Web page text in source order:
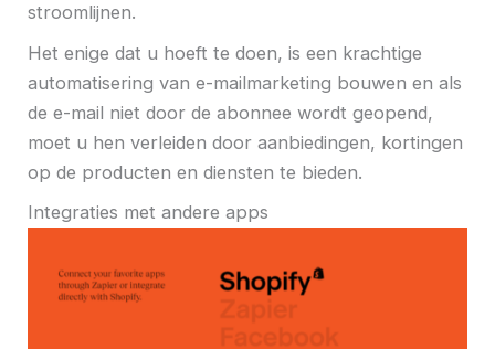
stroomlijnen.
Het enige dat u hoeft te doen, is een krachtige
automatisering van e-mailmarketing bouwen en als
de e-mail niet door de abonnee wordt geopend,
moet u hen verleiden door aanbiedingen, kortingen
op de producten en diensten te bieden.
Integraties met andere apps